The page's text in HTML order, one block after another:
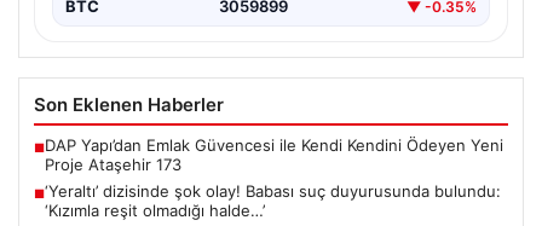
BTC 3059899 ▼ -0.35%
Son Eklenen Haberler
■DAP Yapı’dan Emlak Güvencesi ile Kendi Kendini Ödeyen Yeni
Proje Ataşehir 173
■‘Yeraltı’ dizisinde şok olay! Babası suç duyurusunda bulundu:
‘Kızımla reşit olmadığı halde…’